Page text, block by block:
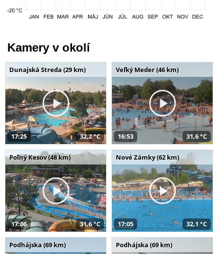
Kamery v okolí
Dunajská Streda (29 km)
17:25 32,2 °C
Veľký Meder (46 km)
16:53 31,6 °C
Poľný Kesov (48 km)
17:06 31,6 °C
Nové Zámky (62 km)
17:05 32,1 °C
Podhájska (69 km) Podhájska (69 km)